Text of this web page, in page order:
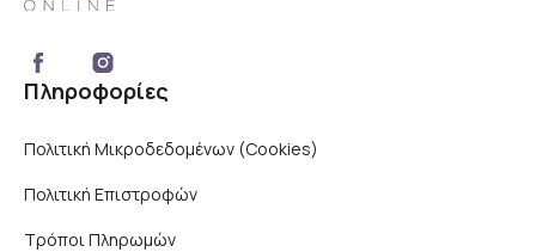
Πληροφορίες
Πολιτική Μικροδεδομένων (Cookies)
Πολιτική Επιστροφών
Τρόποι Πληρωμών